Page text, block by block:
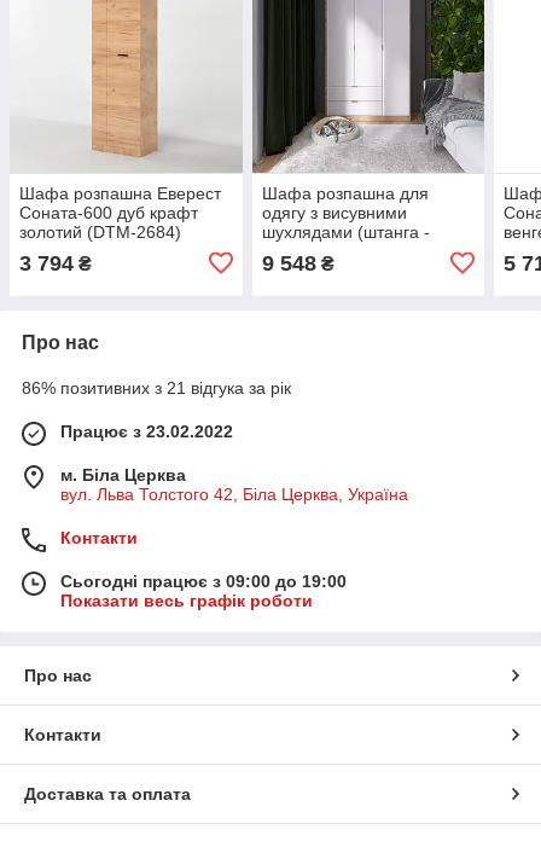
Шафа розпашна Еверест
Соната-600 дуб крафт
золотий (DTM-2684)
3 794 ₴
Шафа розпашна для
одягу з висувними
шухлядами (штанга -
полиці) Еверест Сіті-1200
120,2х50х204,6 см Дуб
9 548₴ 5
Про нас
86% позитивних з 21 відгука за рік
Працює з 23.02.2022
м. Біла Церква
вул. Льва Толстого 42, Біла Церква, Україна
Контакти
Сьогодні працює з 09:00 до 19:00
Показати весь графік роботи
Про нас
Контакти
Доставка та оплата